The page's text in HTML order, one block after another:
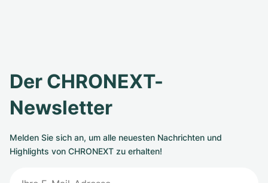
Der CHRONEXT-
Newsletter
Melden Sie sich an, um alle neuesten Nachrichten und
Highlights von CHRONEXT zu erhalten!